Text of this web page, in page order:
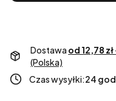
Dostawa od 12,78 zł
(Polska)
Czas wysyłki:24